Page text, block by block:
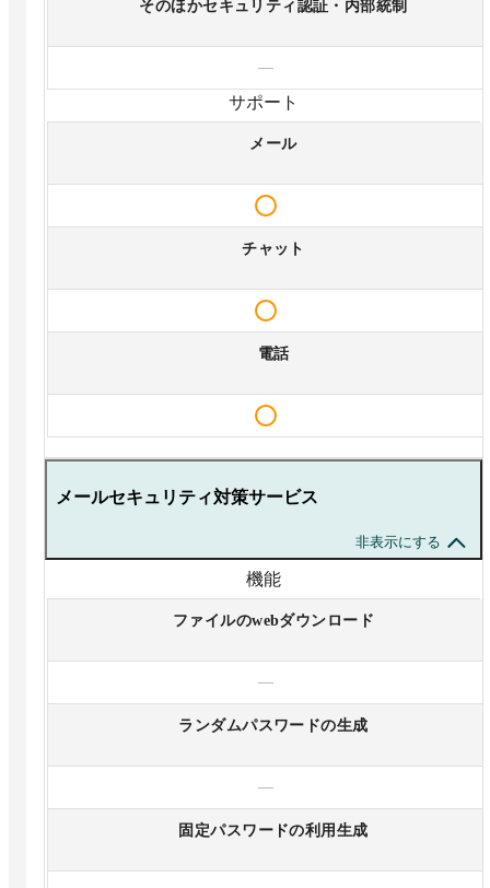
そのほかセキュリティ認証・内部統制
—
サポート
メール
チャット
電話
メールセキュリティ対策サービス
非表示にする
機能
ファイルのwebダウンロード
—
ランダムパスワードの生成
—
固定パスワードの利用生成